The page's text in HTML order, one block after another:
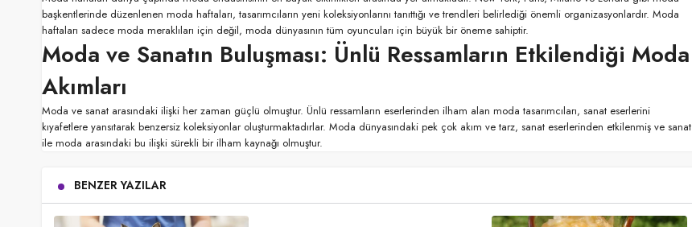
başkentlerinde düzenlenen moda haftaları, tasarımcıların yeni koleksiyonlarını tanıttığı ve trendleri belirlediği önemli organizasyonlardır. Moda
haftaları sadece moda meraklıları için değil, moda dünyasının tüm oyuncuları için büyük bir öneme sahiptir.
Moda ve Sanatın Buluşması: Ünlü Ressamların Etkilendiği Moda
Akımları
Moda ve sanat arasındaki ilişki her zaman güçlü olmuştur. Ünlü ressamların eserlerinden ilham alan moda tasarımcıları, sanat eserlerini
kıyafetlere yansıtarak benzersiz koleksiyonlar oluşturmaktadırlar. Moda dünyasındaki pek çok akım ve tarz, sanat eserlerinden etkilenmiş ve sanat
ile moda arasındaki bu ilişki sürekli bir ilham kaynağı olmuştur.
BENZER YAZILAR